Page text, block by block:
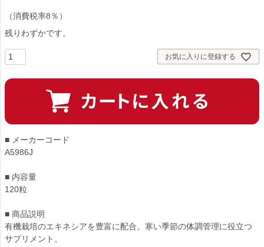
（消費税率8％）
残りわずかです。
お気に入りに登録する
■ メーカーコード
A5986J
■ 内容量
120粒
■ 商品説明
有機栽培のエキネシアを豊富に配合。寒い季節の体調管理に役立つ
サプリメント。